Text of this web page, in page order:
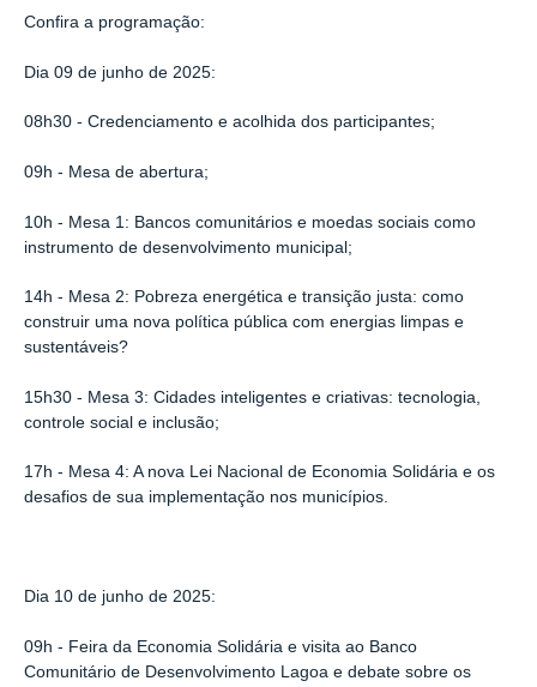
Confira a programação:
Dia 09 de junho de 2025:
08h30 - Credenciamento e acolhida dos participantes;
09h - Mesa de abertura;
10h - Mesa 1: Bancos comunitários e moedas sociais como
instrumento de desenvolvimento municipal;
14h - Mesa 2: Pobreza energética e transição justa: como
construir uma nova política pública com energias limpas e
sustentáveis?
15h30 - Mesa 3: Cidades inteligentes e criativas: tecnologia,
controle social e inclusão;
17h - Mesa 4: A nova Lei Nacional de Economia Solidária e os
desafios de sua implementação nos municípios.
Dia 10 de junho de 2025:
09h - Feira da Economia Solidária e visita ao Banco
Comunitário de Desenvolvimento Lagoa e debate sobre os